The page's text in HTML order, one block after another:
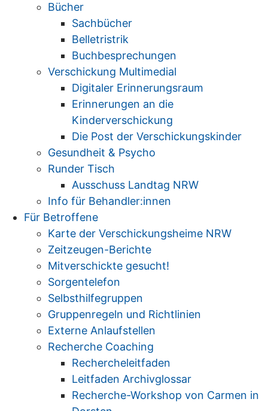
Bücher
Sachbücher
Belletristrik
Buchbesprechungen
Verschickung Multimedial
Digitaler Erinnerungsraum
Erinnerungen an die
Kinderverschickung
Die Post der Verschickungskinder
Gesundheit & Psycho
Runder Tisch
Ausschuss Landtag NRW
Info für Behandler:innen
Für Betroffene
Karte der Verschickungsheime NRW
Zeitzeugen-Berichte
Mitverschickte gesucht!
Sorgentelefon
Selbsthilfegruppen
Gruppenregeln und Richtlinien
Externe Anlaufstellen
Recherche Coaching
Rechercheleitfaden
Leitfaden Archivglossar
Recherche-Workshop von Carmen in